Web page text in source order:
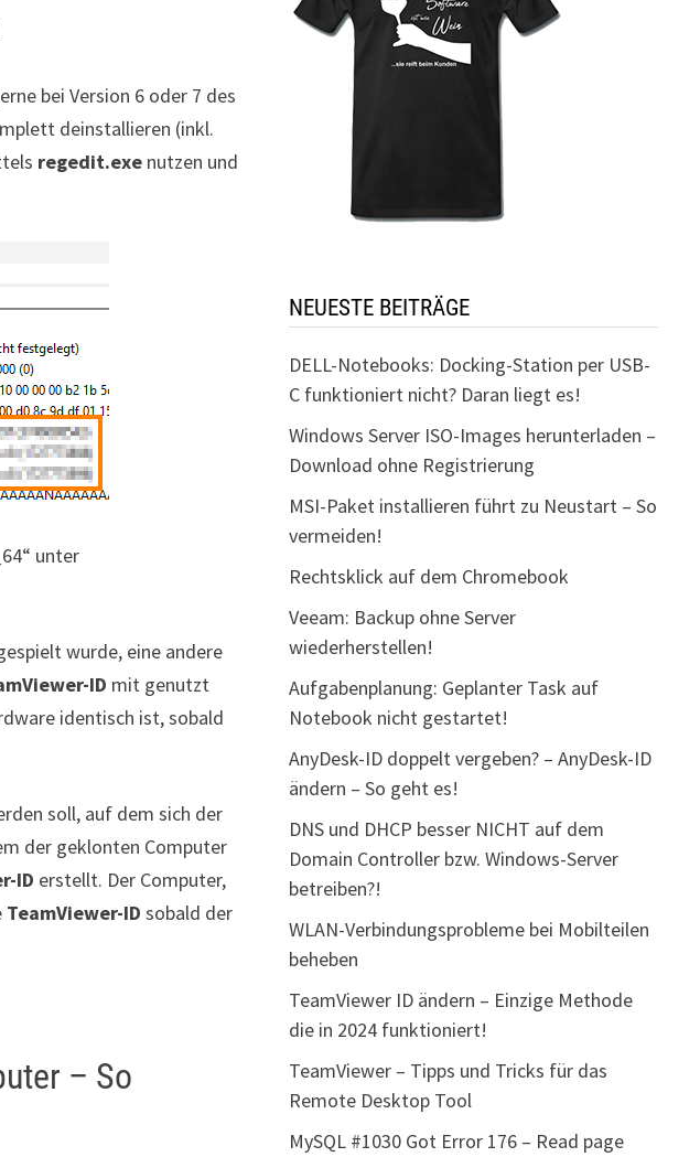
bei Version 6 oder 7 des
deinstallieren (inkl.
regedit.exe nutzen und
unter
wurde, eine andere
ID mit genutzt
identisch ist, sobald
soll, auf dem sich der
der geklonten Computer
ID erstellt. Der Computer,
TeamViewer-ID sobald der
– So
NEUESTE BEITRÄGE
DELL-Notebooks: Docking-Station per USB-
C funktioniert nicht? Daran liegt es!
Windows Server ISO-Images herunterladen –
Download ohne Registrierung
MSI-Paket installieren führt zu Neustart – So
vermeiden!
Rechtsklick auf dem Chromebook
Veeam: Backup ohne Server
wiederherstellen!
Aufgabenplanung: Geplanter Task auf
Notebook nicht gestartet!
AnyDesk-ID doppelt vergeben? – AnyDesk-ID
ändern – So geht es!
DNS und DHCP besser NICHT auf dem
Domain Controller bzw. Windows-Server
betreiben?!
WLAN-Verbindungsprobleme bei Mobilteilen
beheben
TeamViewer ID ändern – Einzige Methode
die in 2024 funktioniert!
TeamViewer – Tipps und Tricks für das
Remote Desktop Tool
MySQL #1030 Got Error 176 – Read page